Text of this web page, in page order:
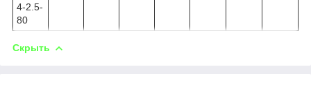
4-2.5-
80
Скрыть